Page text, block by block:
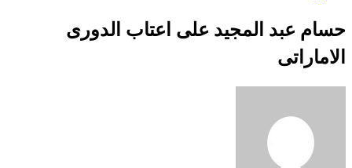
حسام عبد المجيد على اعتاب الدورى
الاماراتى